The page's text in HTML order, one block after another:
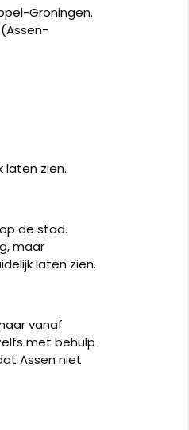
Groningen.
laten zien.
de stad.
maar
laten zien.
vanaf
met behulp
Assen niet